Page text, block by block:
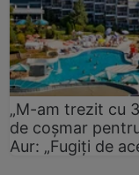
„M-am trezit cu
de coșmar
Aur: „Fugiți de